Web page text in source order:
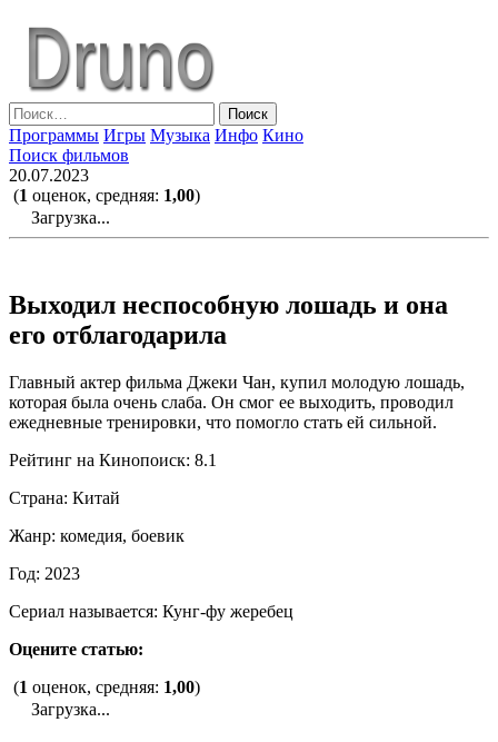
content
Найти:
Программы Игры Музыка Инфо Кино
Поиск фильмов
20.07.2023
(1 оценок, средняя: 1,00)
Загрузка...
Выходил неспособную лошадь и она
его отблагодарила
Главный актер фильма Джеки Чан, купил молодую лошадь,
которая была очень слаба. Он смог ее выходить, проводил
ежедневные тренировки, что помогло стать ей сильной.
Рейтинг на Кинопоиск: 8.1
Страна: Китай
Жанр: комедия, боевик
Год: 2023
Сериал называется: Кунг-фу жеребец
Оцените статью:
(1 оценок, средняя: 1,00)
Загрузка...